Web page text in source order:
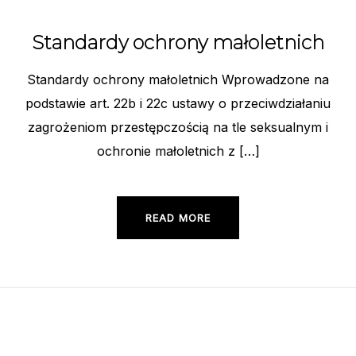
Standardy ochrony małoletnich
Standardy ochrony małoletnich Wprowadzone na
podstawie art. 22b i 22c ustawy o przeciwdziałaniu
zagrożeniom przestępczością na tle seksualnym i
ochronie małoletnich z […]
READ MORE